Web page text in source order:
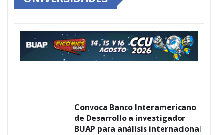
Convoca Banco Interamericano
de Desarrollo a investigador
BUAP para análisis internacional